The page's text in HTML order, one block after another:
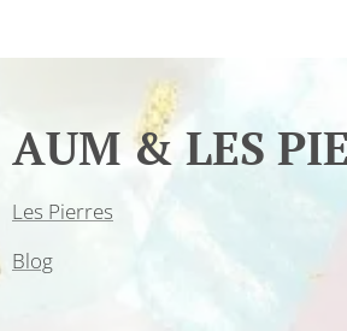
AUM & LES
Les Pierres
Blog